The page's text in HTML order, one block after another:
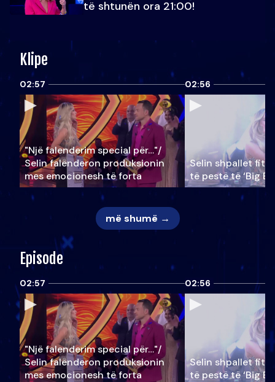
të shtunën ora 21:00!
Klipe
02:57
"Një falenderim special për…"/
Selin falënderon produksionin
mes emocionesh të forta
02:56
Selin shpallet
të pestë të ‘Big
më shumë →
Episode
02:57
"Një falenderim special për…"/
Selin falënderon produksionin
mes emocionesh të forta
02:56
Selin shpallet
të pestë të ‘Big